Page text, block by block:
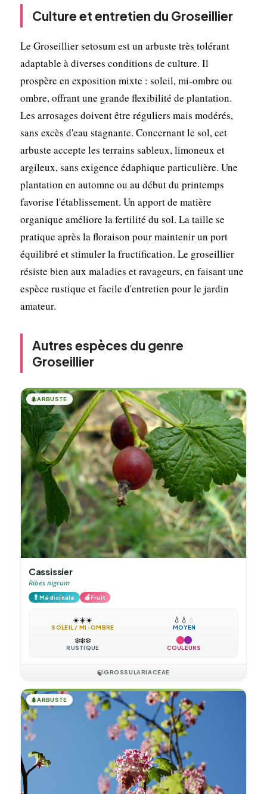
Culture et entretien du Groseillier
Le Groseillier setosum est un arbuste très tolérant
adaptable à diverses conditions de culture. Il
prospère en exposition mixte : soleil, mi-ombre ou
ombre, offrant une grande flexibilité de plantation.
Les arrosages doivent être réguliers mais modérés,
sans excès d'eau stagnante. Concernant le sol, cet
arbuste accepte les terrains sableux, limoneux et
argileux, sans exigence édaphique particulière. Une
plantation en automne ou au début du printemps
favorise l'établissement. Un apport de matière
organique améliore la fertilité du sol. La taille se
pratique après la floraison pour maintenir un port
équilibré et stimuler la fructification. Le groseillier
résiste bien aux maladies et ravageurs, en faisant une
espèce rustique et facile d'entretien pour le jardin
amateur.
Autres espèces du genre
Groseillier
🌲ARBUSTE
Cassissier
Ribes nigrum
💊Médicinale 🍎Fruit
☀️☀️☀️
SOLEIL / MI-OMBRE
💧 💧 💧
MOYEN
❄️❄️❄️
RUSTIQUE COULEURS
🍃GROSSULARIACEAE
🌲ARBUSTE